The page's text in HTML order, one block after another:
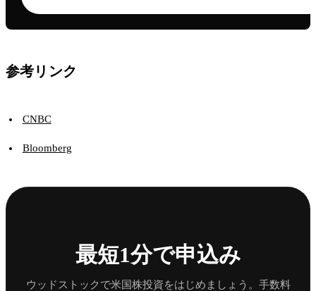
参考リンク
CNBC
Bloomberg
最短1分で申込み
ウッドストックで米国株投資をはじめましょう。手数料